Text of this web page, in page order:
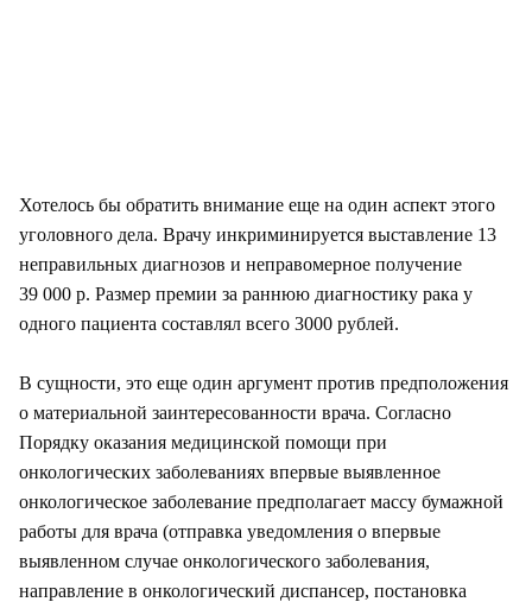
Хотелось бы обратить внимание еще на один аспект этого
уголовного дела. Врачу инкриминируется выставление 13
неправильных диагнозов и неправомерное получение
39 000 р. Размер премии за раннюю диагностику рака у
одного пациента составлял всего 3000 рублей.
В сущности, это еще один аргумент против предположения
о материальной заинтересованности врача. Согласно
Порядку оказания медицинской помощи при
онкологических заболеваниях впервые выявленное
онкологическое заболевание предполагает массу бумажной
работы для врача (отправка уведомления о впервые
выявленном случае онкологического заболевания,
направление в онкологический диспансер, постановка